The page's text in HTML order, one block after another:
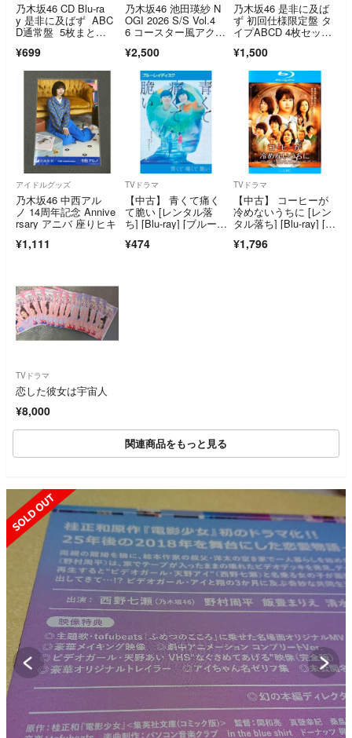
乃木坂46 CD Blu-ra
y 是非に及ばず ABC
D通常盤 5枚まと
き 特典付き 井上
和 筒井あやめ
¥699
乃木坂46 池田瑛紗 N
OGI 2026 S/S Vol.4
6 コースター風アクリ
¥2,500
乃木坂46 是非に及ば
ず 初回仕様限定盤 タ
イプABCD 4枚セッ
き 五百城茉央 コン
プ 4種セット
¥1,500
アイドルグッズ
乃木坂46 中西アル
ノ 14周年記念 Annive
rsary アニバ 座りヒキ
¥1,111
TVドラマ
【中古】 青くて痛く
て脆い [レンタル落
ち] [Blu-ray] [ブルーレ
¥474
TVドラマ
【中古】 コーヒーが
冷めないうちに [レン
タル落ち] [Blu-ray] [ブ
¥1,796
TVドラマ
恋した彼女は宇宙人
¥8,000
関連商品をもっと見る